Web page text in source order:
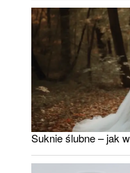
Suknie ślubne – jak